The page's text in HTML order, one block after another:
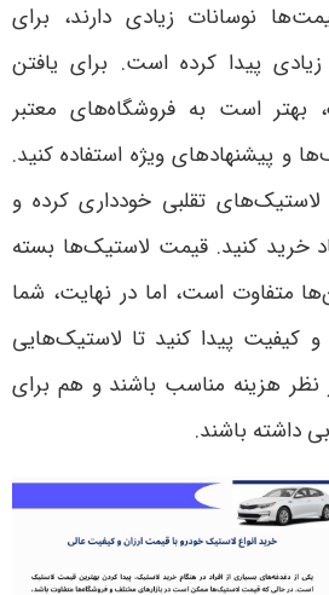
نوسانات زیادی دارند، برای
پیدا کرده است. برای یافتن
بهتر است به فروشگاه‌های معتبر
و پیشنهادهای ویژه استفاده کنید.
تقلبی خودداری کرده و
خرید کنید. قیمت لاستیک‌ها بسته
متفاوت است، اما در نهایت، شما
کیفیت پیدا کنید تا لاستیک‌هایی
نظر هزینه مناسب باشند و هم برای
داشته باشند.